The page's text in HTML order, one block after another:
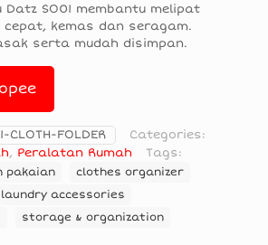
SO01 membantu melipat
kemas dan seragam.
serta mudah disimpan.
CLOTH-FOLDER
Categories:
, Peralatan Rumah Tags:
pakaian
clothes organizer
laundry accessories
storage & organization